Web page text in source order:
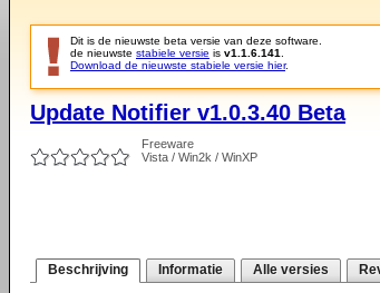
Dit is de nieuwste beta versie van deze software.
de nieuwste stabiele versie is v1.1.6.141
Download de nieuwste stabiele versie hier.
Update Notifier v1.0.3.40 Beta
Freeware
Vista / Win2k / WinXP
Beschrijving Informatie Alle versies